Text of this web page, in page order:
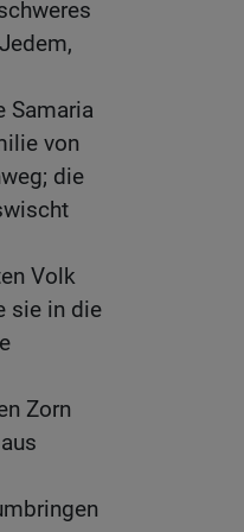
Samaria
von
die
Volk
sie in die
Zorn